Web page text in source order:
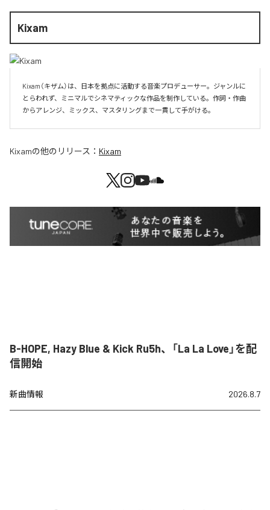
Kixam
Kixam（キザム）は、日本を拠点に活動する音楽プロデューサー。ジャンルに
とらわれず、ミニマルでシネマティックな作品を制作している。作詞・作曲
からアレンジ、ミックス、マスタリングまで一貫して手がける。
Kixamの他のリリース： Kixam
B-HOPE, Hazy Blue & Kick Ru5h、「La La Love」を配
信開始
新曲情報 2026.8.7